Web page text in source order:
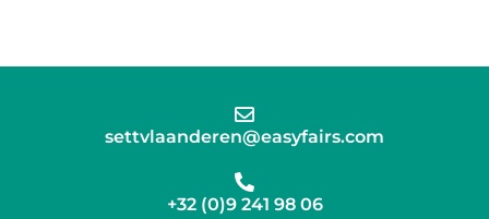
settvlaanderen@easyfairs.com
+32 (0)9 241 98 06